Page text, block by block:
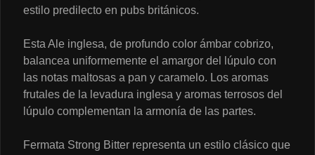
Mechada-Queso🥩🧀
$3.290
estilo predilecto en pubs británicos.
Esta Ale inglesa, de profundo color ámbar cobrizo,
balancea uniformemente el amargor del lúpulo con
las notas maltosas a pan y caramelo. Los aromas
frutales de la levadura inglesa y aromas terrosos del
lúpulo complementan la armonía de las partes.
Fermata Strong Bitter representa un estilo clásico que